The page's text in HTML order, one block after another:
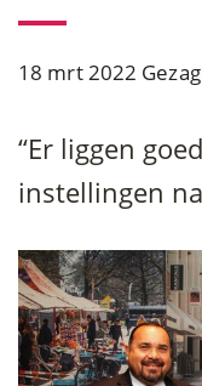
18 mrt 2022
“Er liggen
instellingen